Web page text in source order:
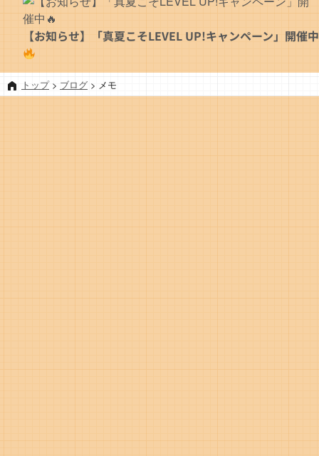
トップ> ブログ > メモ
【お知らせ】「真夏こそLEVEL UP!キャンペーン」開催中